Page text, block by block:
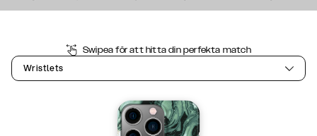
Swipea för att hitta din perfekta match
Wristlets